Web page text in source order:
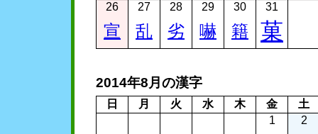
26
宣
27
乱
28
劣
29
嚇
30
籍
31
菓
2014年8月の漢字
日 月 火 水 木 金
土
1
2